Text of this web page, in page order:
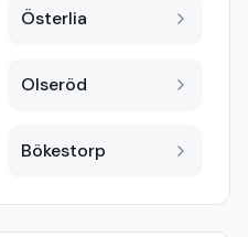
Österlia
Olseröd
Bökestorp